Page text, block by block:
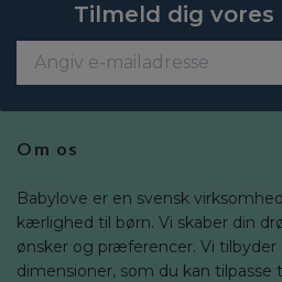
Tilmeld dig
Om os
Babylove er en svensk
kærlighed til børn. Vi skaber din
ønsker og præferencer. Vi
dimensioner, som du kan tilpasse